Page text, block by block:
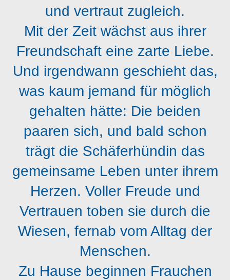
und vertraut zugleich.
Mit der Zeit wächst aus ihrer
Freundschaft eine zarte Liebe.
Und irgendwann geschieht das,
was kaum jemand für möglich
gehalten hätte: Die beiden
paaren sich, und bald schon
trägt die Schäferhündin das
gemeinsame Leben unter ihrem
Herzen. Voller Freude und
Vertrauen toben sie durch die
Wiesen, fernab vom Alltag der
Menschen.
Zu Hause beginnen Frauchen